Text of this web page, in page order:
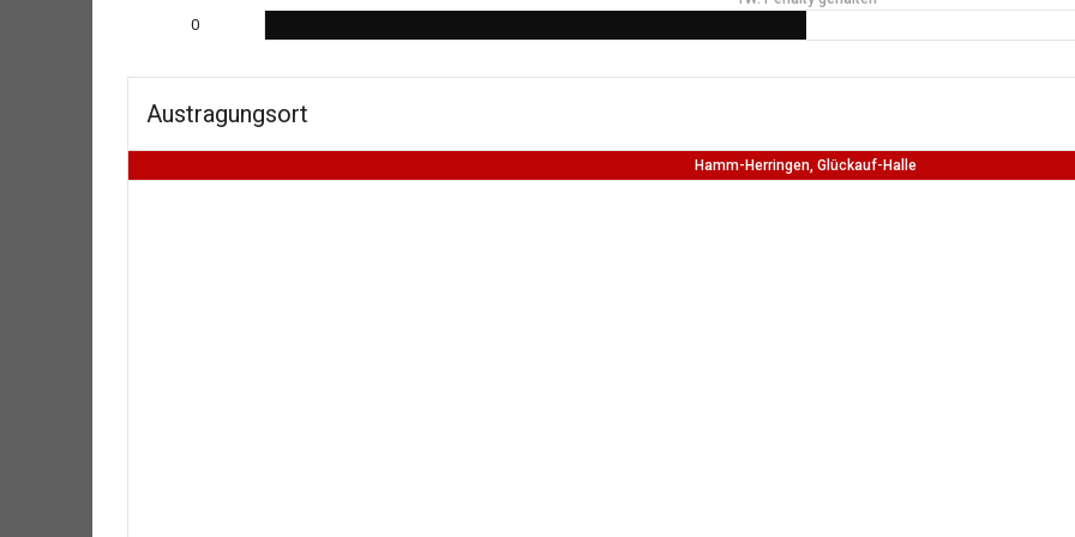
0
Austragungsort
Hamm-Herringen, Glückauf-Halle